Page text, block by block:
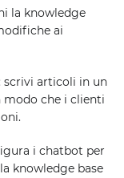
la knowledge
ai
scrivi articoli in un
modo che i clienti
i chatbot per
knowledge base